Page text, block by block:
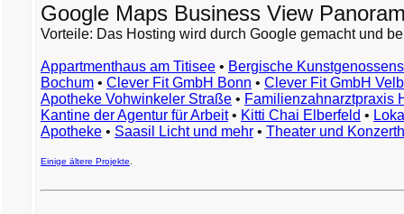
Google Maps Business View
Vorteile: Das Hosting wird durch Google gemacht und
Appartmenthaus am Titisee • Bergische
Bochum • Clever Fit GmbH Bonn • Clever Fit GmbH
Apotheke Vohwinkeler Straße • Familienzahnarztpraxis
Kantine der Agentur für Arbeit• Kitti Chai Elberfeld •
Apotheke • Saasil Licht und mehr • Theater und
Einige ältere Projekte